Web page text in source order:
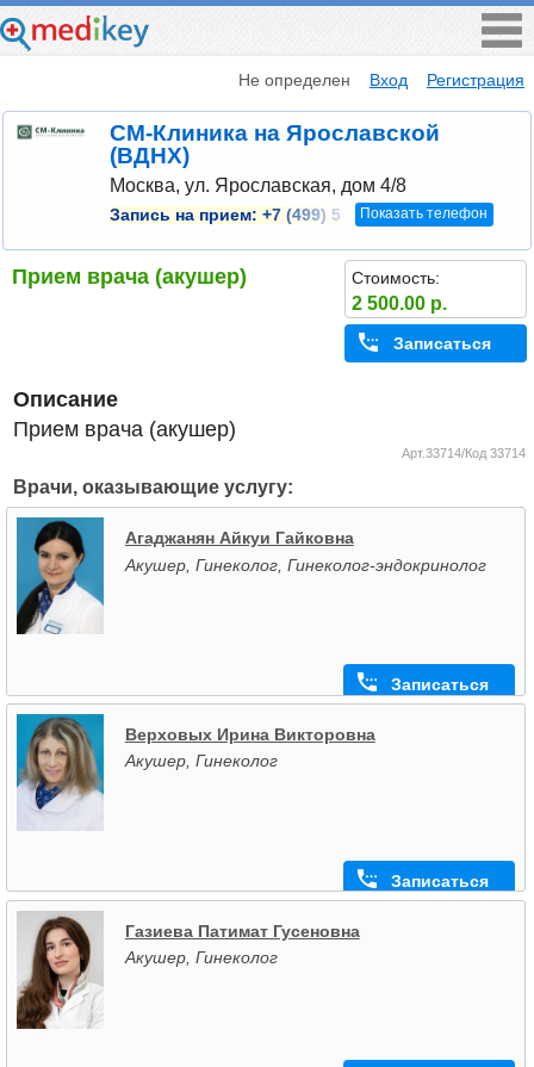
Не определен Вход Регистрация
СМ-Клиника на Ярославской
(ВДНХ)
Москва, ул. Ярославская, дом 4/8
Запись на прием: +7 (499) 5 Показать телефон
Прием врача (акушер) Стоимость:
2 500.00 р.
Записаться
Описание
Прием врача (акушер)
Арт.33714/Код 33714
Врачи, оказывающие услугу:
Агаджанян Айкуи Гайковна
Акушер, Гинеколог, Гинеколог-эндокринолог
Записаться
Верховых Ирина Викторовна
Акушер, Гинеколог
Записаться
Газиева Патимат Гусеновна
Акушер, Гинеколог